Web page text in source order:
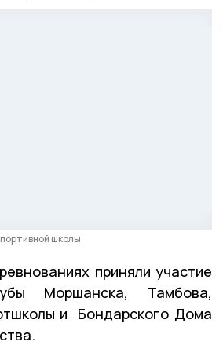
школы
приняли участие
Моршанска, Тамбова,
и Бондарского Дома